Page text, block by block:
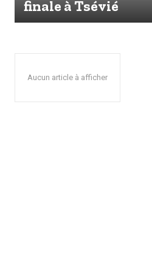
finale à Tsévié
Aucun article à afficher